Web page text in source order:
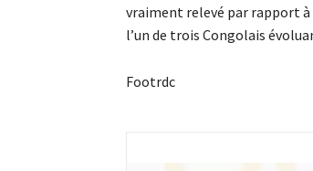
vraiment relevé par rapport à
l’un de trois Congolais
Footrdc